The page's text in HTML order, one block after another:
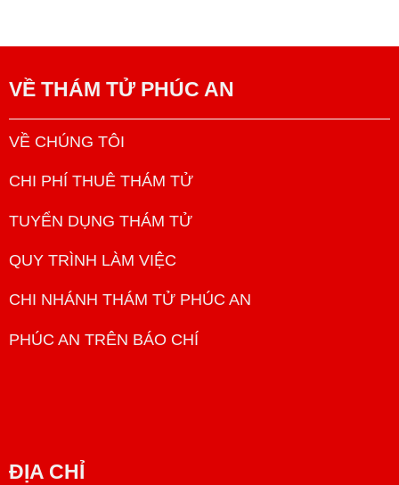
VỀ THÁM TỬ PHÚC AN
VỀ CHÚNG TÔI
CHI PHÍ THUÊ THÁM TỬ
TUYỂN DỤNG THÁM TỬ
QUY TRÌNH LÀM VIỆC
CHI NHÁNH THÁM TỬ PHÚC AN
PHÚC AN TRÊN BÁO CHÍ
ĐỊA CHỈ